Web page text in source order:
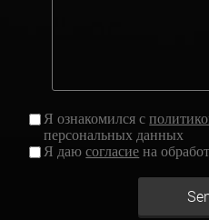
Я ознакомился с
персональных данных
Я даюсогласие на